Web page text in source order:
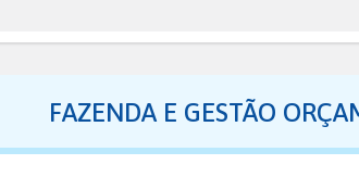
FAZENDA E GESTÃO